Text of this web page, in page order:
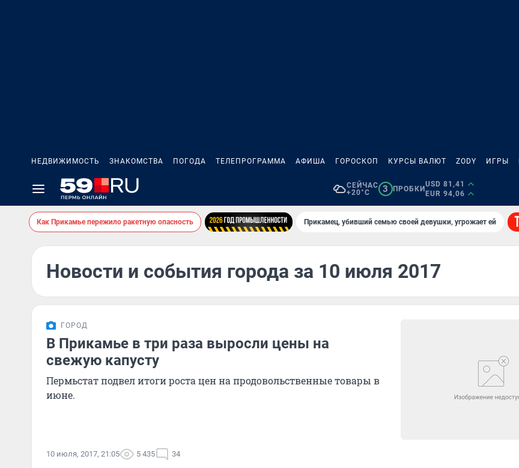
НЕДВИЖИМОСТЬ ЗНАКОМСТВА ПОГОДА ТЕЛЕПРОГРАММА АФИША ГОРОСКОП КУРСЫ ВАЛЮТ ZODY ИГРЫ
СЕЙЧАС
+20°C
3 ПРОБКИ
USD 81,41
EUR 94,06
Как Прикамье пережило ракетную опасность Прикамец, убивший семью своей девушки, угрожает ей
Новости и события города за 10 июля 2017
ГОРОД
В Прикамье в три раза выросли цены на
свежую капусту
Пермьстат подвел итоги роста цен на продовольственные товары в
июне.
10 июля, 2017, 21:05 5 435 34